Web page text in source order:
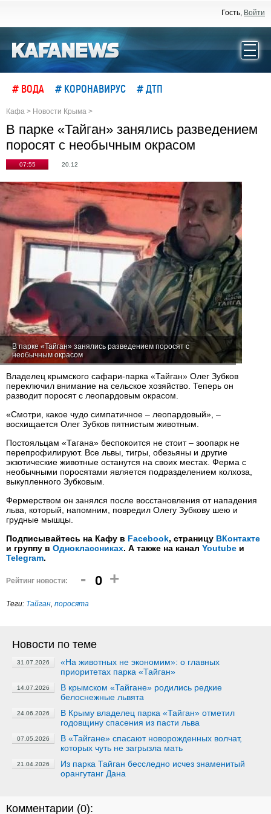
Гость, Войти
# ВОДА # КОРОНАВИРУС # ДТП
Кафа > Новости Крыма >
В парке «Тайган» занялись разведением
поросят с необычным окрасом
07:55 20.12
В парке «Тайган» занялись разведением поросят с
необычным окрасом
Владелец крымского сафари-парка «Тайган» Олег Зубков
переключил внимание на сельское хозяйство. Теперь он
разводит поросят с леопардовым окрасом.
«Смотри, какое чудо симпатичное – леопардовый», –
восхищается Олег Зубков пятнистым животным.
Постояльцам «Тагана» беспокоится не стоит – зоопарк не
перепрофилируют. Все львы, тигры, обезьяны и другие
экзотические животные останутся на своих местах. Ферма с
необычными поросятами является подразделением колхоза,
выкупленного Зубковым.
Фермерством он занялся после восстановления от нападения
льва, который, напомним, повредил Олегу Зубкову шею и
грудные мышцы.
Подписывайтесь на Кафу в Facebook, страницу ВКонтакте
и группу в Одноклассниках. А также на канал Youtube и
Telegram.
Рейтинг новости: - 0 +
Теги: Тайган, поросята
Новости по теме
31.07.2026
«На животных не экономим»: о главных
приоритетах парка «Тайган»
14.07.2026
В крымском «Тайгане» родились редкие
белоснежные львята
24.06.2026
В Крыму владелец парка «Тайган» отметил
годовщину спасения из пасти льва
07.05.2026
В «Тайгане» спасают новорожденных волчат,
которых чуть не загрызла мать
21.04.2026
Из парка Тайган бесследно исчез знаменитый
орангутанг Дана
Комментарии (0):